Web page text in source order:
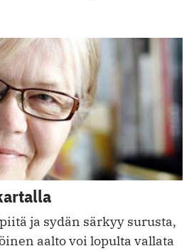
ja sydän särkyy surusta,
aalto voi lopulta vallata